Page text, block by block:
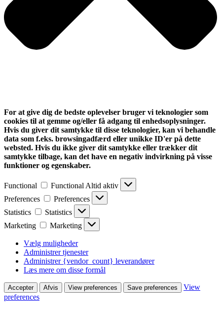
For at give dig de bedste oplevelser bruger vi teknologier som
cookies til at gemme og/eller få adgang til enhedsoplysninger.
Hvis du giver dit samtykke til disse teknologier, kan vi behandle
data som f.eks. browsingadfærd eller unikke ID'er på dette
websted. Hvis du ikke giver dit samtykke eller trækker dit
samtykke tilbage, kan det have en negativ indvirkning på visse
funktioner og egenskaber.
Functional Functional Altid aktiv
Preferences
Preferences
Statistics
Statistics
Marketing
Marketing
Vælg muligheder
Administrer tjenester
Administrer {vendor_count} leverandører
Læs mere om disse formål
Accepter Afvis View preferences Save preferences
View
preferences